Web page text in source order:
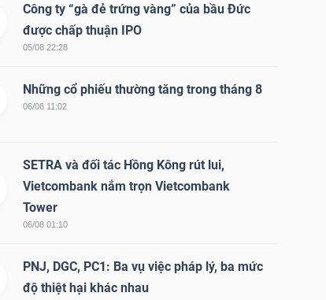
Công ty “gà đẻ trứng vàng” của bầu Đức
được chấp thuận IPO
05/08 22:28
Những cổ phiếu thường tăng trong tháng 8
06/08 11:02
SETRA và đối tác Hồng Kông rút lui,
Vietcombank nắm trọn Vietcombank
Tower
06/08 01:10
PNJ, DGC, PC1: Ba vụ việc pháp lý, ba mức
độ thiệt hại khác nhau